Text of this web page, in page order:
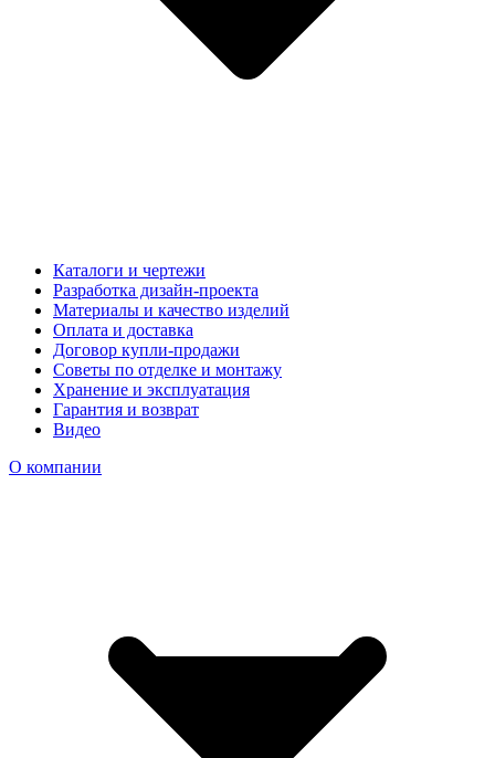
Каталоги и чертежи
Разработка дизайн-проекта
Материалы и качество изделий
Оплата и доставка
Договор купли-продажи
Советы по отделке и монтажу
Хранение и эксплуатация
Гарантия и возврат
Видео
О компании